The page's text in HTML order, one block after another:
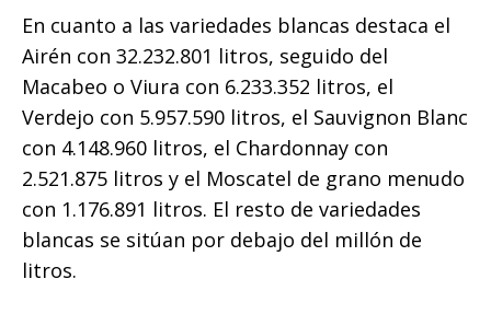
En cuanto a las variedades blancas destaca el
Airén con 32.232.801 litros, seguido del
Macabeo o Viura con 6.233.352 litros, el
Verdejo con 5.957.590 litros, el Sauvignon Blanc
con 4.148.960 litros, el Chardonnay con
2.521.875 litros y el Moscatel de grano menudo
con 1.176.891 litros. El resto de variedades
blancas se sitúan por debajo del millón de
litros.